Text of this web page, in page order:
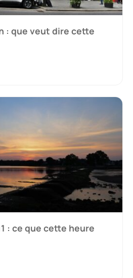
: que veut dire cette
: ce que cette heure